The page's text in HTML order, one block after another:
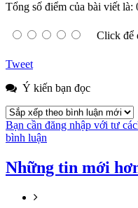
Tổng số điểm của bài viết là:
Click để
Tweet
Ý kiến bạn đọc
Bạn cần đăng nhập với tư
bình luận
Những tin mới